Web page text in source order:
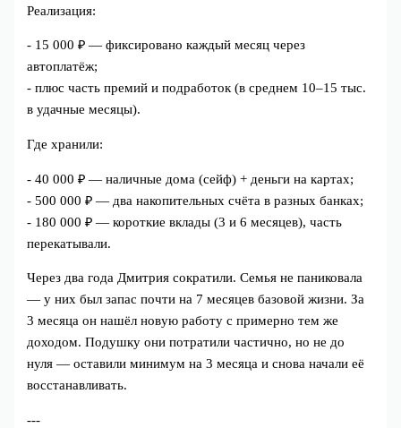
Реализация:
- 15 000 ₽ — фиксировано каждый месяц через
автоплатёж;
- плюс часть премий и подработок (в среднем 10–15 тыс.
в удачные месяцы).
Где хранили:
- 40 000 ₽ — наличные дома (сейф) + деньги на картах;
- 500 000 ₽ — два накопительных счёта в разных банках;
- 180 000 ₽ — короткие вклады (3 и 6 месяцев), часть
перекатывали.
Через два года Дмитрия сократили. Семья не паниковала
— у них был запас почти на 7 месяцев базовой жизни. За
3 месяца он нашёл новую работу с примерно тем же
доходом. Подушку они потратили частично, но не до
нуля — оставили минимум на 3 месяца и снова начали её
восстанавливать.
---